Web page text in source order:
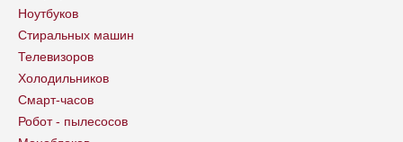
Ноутбуков
Стиральных машин
Телевизоров
Холодильников
Смарт-часов
Робот - пылесосов